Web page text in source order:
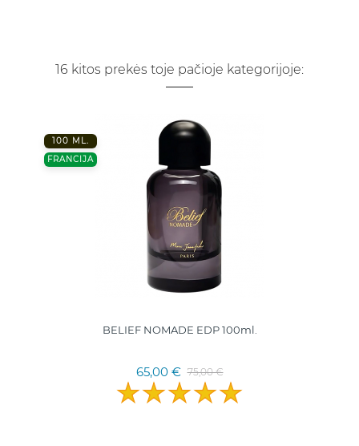
16 kitos prekės toje pačioje kategorijoje:
100 ML.
FRANCIJA
BELIEF NOMADE EDP 100ml.
65,00 € 75,00 €